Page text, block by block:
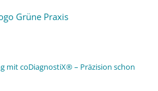
mit coDiagnostiX® – Präzision schon